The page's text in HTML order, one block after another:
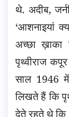
थे. अदीब,
‘आशनाइयां
अच्छा
पृथ्वीराज
साल 1946
लिखते हैं कि
देते रहते थे कि